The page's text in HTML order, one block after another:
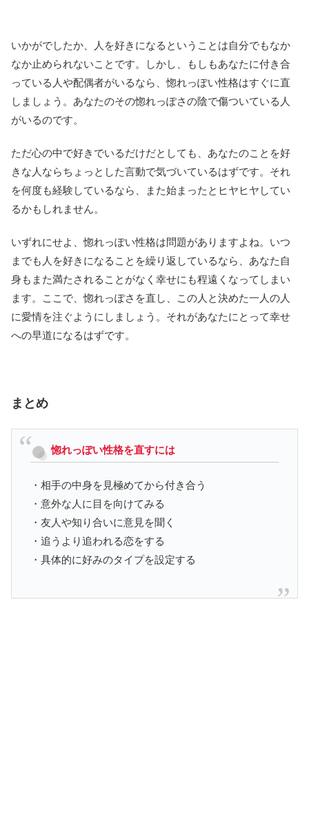
いかがでしたか、人を好きになるということは自分でもなか
なか止められないことです。しかし、もしもあなたに付き合
っている人や配偶者がいるなら、惚れっぽい性格はすぐに直
しましょう。あなたのその惚れっぽさの陰で傷ついている人
がいるのです。
ただ心の中で好きでいるだけだとしても、あなたのことを好
きな人ならちょっとした言動で気づいているはずです。それ
を何度も経験しているなら、また始まったとヒヤヒヤしてい
るかもしれません。
いずれにせよ、惚れっぽい性格は問題がありますよね。いつ
までも人を好きになることを繰り返しているなら、あなた自
身もまた満たされることがなく幸せにも程遠くなってしまい
ます。ここで、惚れっぽさを直し、この人と決めた一人の人
に愛情を注ぐようにしましょう。それがあなたにとって幸せ
への早道になるはずです。
まとめ
惚れっぽい性格を直すには
・相手の中身を見極めてから付き合う
・意外な人に目を向けてみる
・友人や知り合いに意見を聞く
・追うより追われる恋をする
・具体的に好みのタイプを設定する